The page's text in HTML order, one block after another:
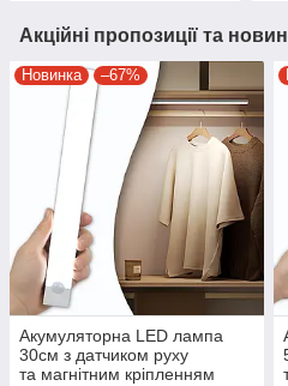
Акційні пропозиції та
Новинка –67%
Акумуляторна LED лампа
30см з датчиком руху
та магнітним кріпленням